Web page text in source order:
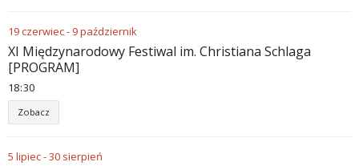
19czerwiec- 9październik
XI Międzynarodowy Festiwal im. Christiana Schlaga
[PROGRAM]
18:30
Zobacz
5 lipiec-30 sierpień